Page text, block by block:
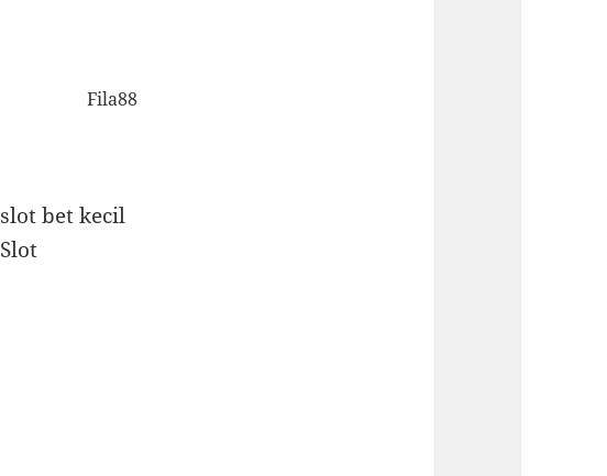
Fila88
slot bet kecil
Slot